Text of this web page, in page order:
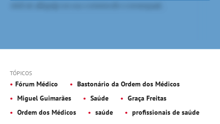
TÓPICOS
Fórum Médico
Bastonário da Ordem dos Médicos
Miguel Guimarães
Saúde
Graça Freitas
Ordem dos Médicos
saúde profissionais de saúde